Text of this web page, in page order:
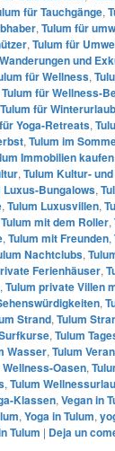
für Tauchgänge,
, Tulum für
, Tulum für
und
für Wellness,
Tulum für Wellness-
Tulum für Winterurlaub
Yoga-Retreats,
, Tulum im
Immobilien kaufen
, Tulum Kultur-
Luxus-Bungalows,
, Tulum Luxusvillen,
Tulum mit dem Roller,
, Tulum mit Freunden,
Nachtclubs,
Ferienhäuser,
, Tulum private Villen
,
Strand, Tulum
, Tulum
Wasser, Tulum
Wellness-Oasen,
, Tulum
Klassen, Vegan in
, Yoga in Tulum,
Tulum | Deja un